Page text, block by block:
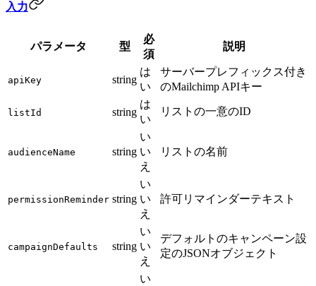
入力
パラメータ 型
必
須
説明
apiKey string
は
い
サーバープレフィックス付き
のMailchimp APIキー
listId string
は
い
リストの一意のID
audienceName string
い
い
え
リストの名前
permissionReminder string
い
い
え
許可リマインダーテキスト
campaignDefaults string
い
い
え
デフォルトのキャンペーン設
定のJSONオブジェクト
い